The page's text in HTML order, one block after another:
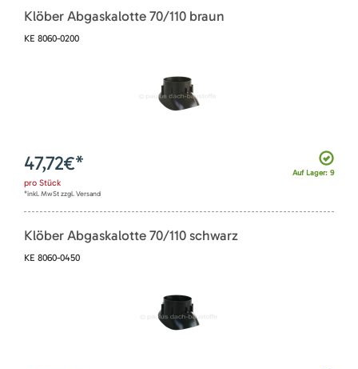
Klöber Abgaskalotte 70/110 braun
KE 8060-0200
Auf Lager: 9
47,72€*
pro Stück
*inkl. MwSt zzgl. Versand
Klöber Abgaskalotte 70/110 schwarz
KE 8060-0450